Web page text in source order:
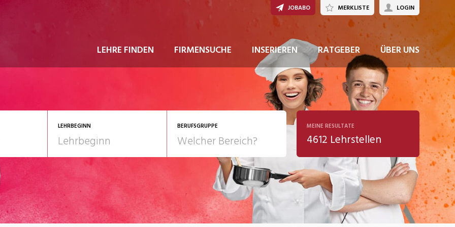
LEHRE FINDEN FIRMENSUCHE INSERIEREN RATGEBER ÜBER UNS
JOBABO MERKLISTE LOGIN
LEHRBEGINN BERUFSGRUPPE
Gesundheit/Pflege/Soziales
Telco
Kultur
MEINE RESULTATE
4612 Lehrstellen
JETZT BEWERBEN